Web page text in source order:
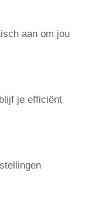
aan om jou
je efficiënt